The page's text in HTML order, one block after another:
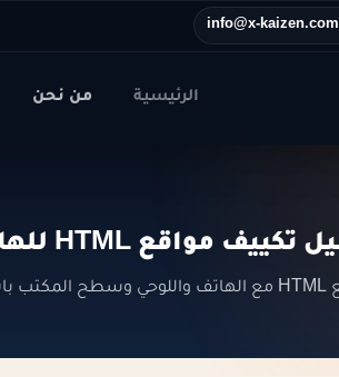
info@x-kaizen.com
الرئيسية من نحن